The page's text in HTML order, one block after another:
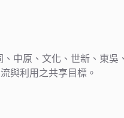
中原、文化、世新、東
與利用之共享目標。